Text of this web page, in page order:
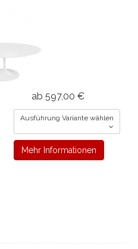
ab 597,00 €
Ausführung Variante wählen
Mehr Informationen